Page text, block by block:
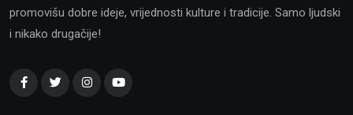
promovišu dobre ideje, vrijednosti kulture i tradicije. Samo ljudski
i nikako drugačije!